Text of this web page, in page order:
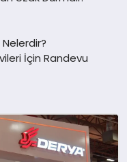
İçin Randevu